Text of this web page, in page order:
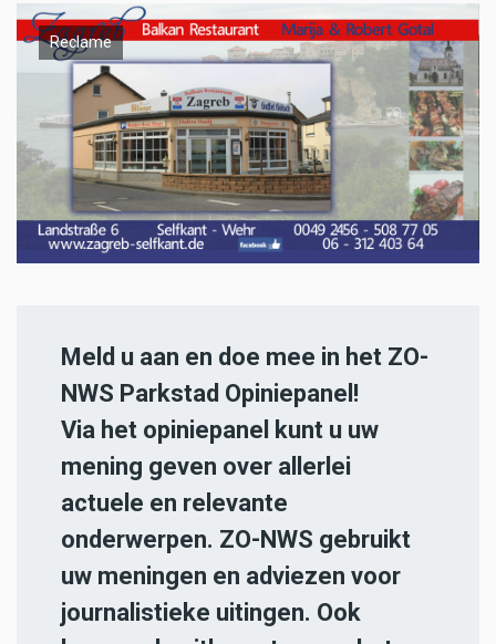
Reclame
Meld u aan en doe mee in het ZO-
NWS Parkstad Opiniepanel!
Via het opiniepanel kunt u uw
mening geven over allerlei
actuele en relevante
onderwerpen. ZO-NWS gebruikt
uw meningen en adviezen voor
journalistieke uitingen. Ook